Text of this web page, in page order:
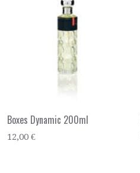
Boxes Dynamic 200ml
12,00 €